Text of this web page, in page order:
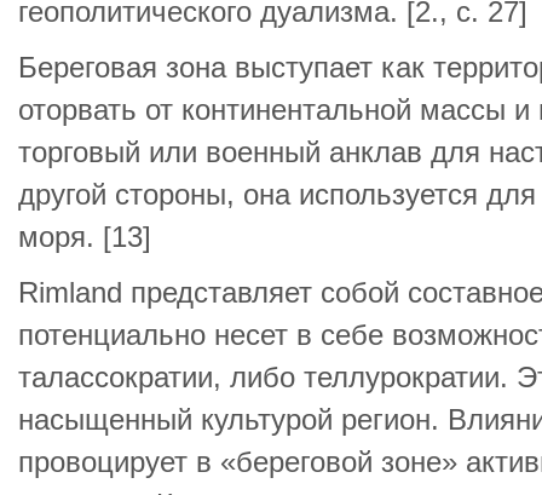
геополитического дуализма. [2., с. 27]
Береговая зона выступает как
оторвать от континентальной массы и
торговый или военный анклав для
другой стороны, она используется
моря. [13]
Rimland представляет собой
потенциально несет в себе
талассократии, либо теллурократии.
насыщенный культурой регион.
провоцирует в «береговой зоне»